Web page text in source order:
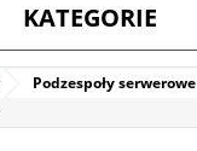
KATEGORIE
Podzespoły serwerowe